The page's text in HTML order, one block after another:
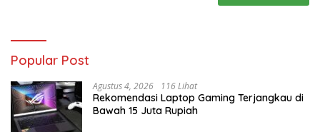
Popular Post
Agustus 4, 2026 116 Lihat
Rekomendasi Laptop Gaming Terjangkau di
Bawah 15 Juta Rupiah